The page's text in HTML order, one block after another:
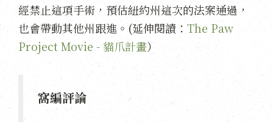
經禁止這項手術，預估紐約州這次的法案通過，
也會帶動其他州跟進。(延伸閱讀： The Paw
Project Movie - 貓爪計畫）
窩編評論